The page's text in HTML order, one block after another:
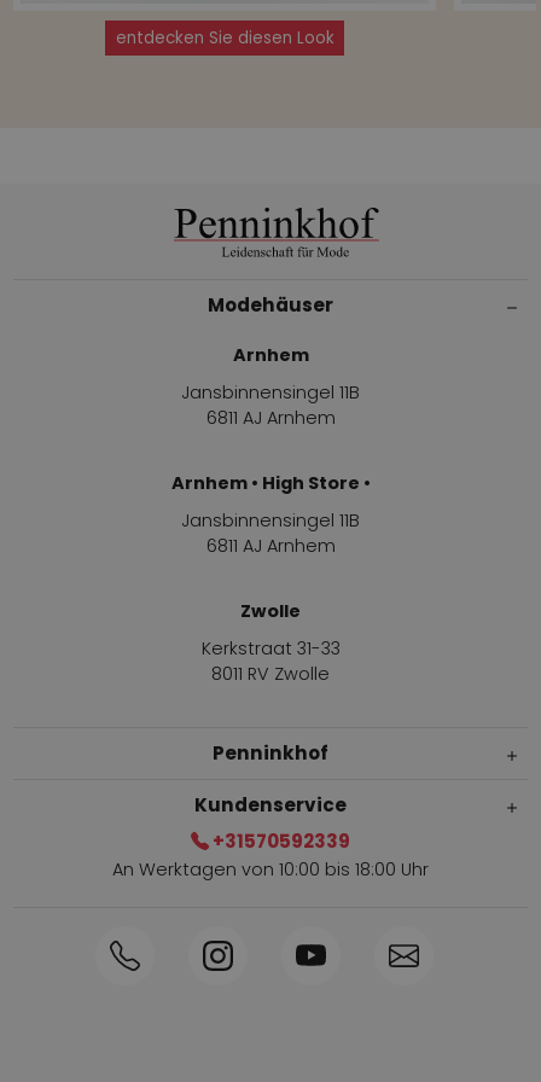
entdecken Sie diesen Look
Modehäuser
Arnhem
Jansbinnensingel 11B
6811 AJ Arnhem
Arnhem • High Store •
Jansbinnensingel 11B
6811 AJ Arnhem
Zwolle
Kerkstraat 31-33
8011 RV Zwolle
Penninkhof
Kundenservice
+31570592339
An Werktagen von 10:00 bis 18:00 Uhr